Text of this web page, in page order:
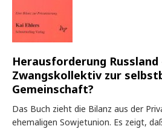
Herausforderung Russland
Zwangskollektiv zur
Gemeinschaft?
Das Buch zieht die Bilanz aus der
ehemaligen Sowjetunion. Es zeigt,